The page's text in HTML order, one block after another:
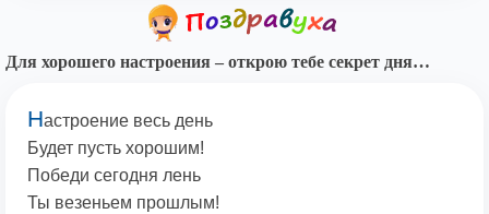
Для хорошего настроения – открою тебе секрет дня…
Настроение весь день
Будет пусть хорошим!
Победи сегодня лень
Ты везеньем прошлым!